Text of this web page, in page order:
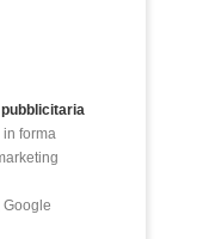
in forma
Google